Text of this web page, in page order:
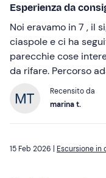
Esperienza da
Noi eravamo in 7 , il
ciaspole e ci ha
parecchie cose
da rifare. Percorso
Recensito da
marina t.
15 Feb 2026 | Escursione in